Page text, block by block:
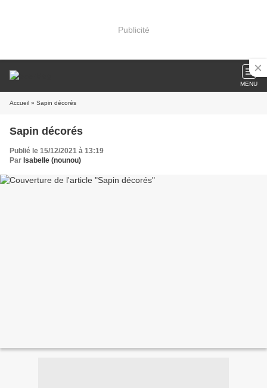
Publicité
MENU
Accueil » Sapin décorés
Sapin décorés
Publié le 15/12/2021 à 13:19
Par Isabelle (nounou)